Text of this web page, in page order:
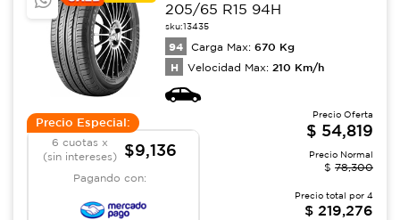
205/65 R15 94H
sku:13435
94 Carga Max: 670 Kg
H Velocidad Max: 210 Km/h
Precio Especial:
6 cuotas x
(sin intereses)
$9,136
Pagando con:
Precio Oferta
$ 54,819
Precio Normal
$ 78,300
Precio total por 4
$ 219,276